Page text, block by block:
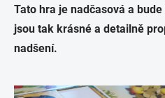
Tato hra je nadčasová a
jsou tak krásné a detailně
nadšení.